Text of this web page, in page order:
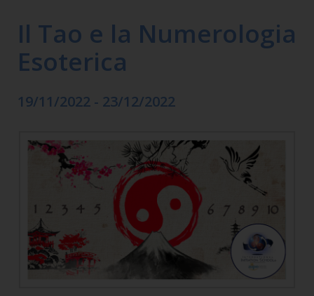
Il Tao e la Numerologia
Esoterica
19/11/2022 - 23/12/2022